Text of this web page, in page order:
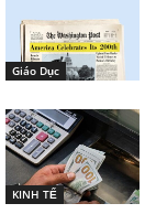
Giáo Dục
KINH TẾ